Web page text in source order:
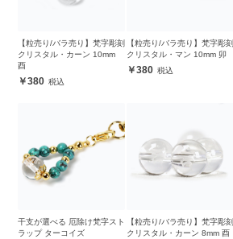
【粒売り/バラ売り】梵字彫刻
クリスタル・カーン 10mm
酉
380
【粒売り/バラ売り】梵字彫刻
クリスタル・マン 10mm 卯
380
干支が選べる 厄除け梵字スト
ラップ ターコイズ
【粒売り/バラ売り】梵字彫刻
クリスタル・カーン 8mm 酉